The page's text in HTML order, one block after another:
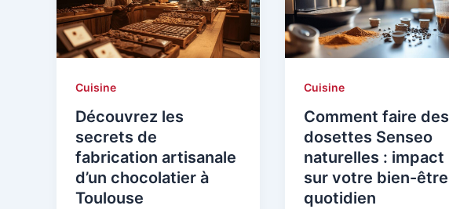
Cuisine
Découvrez les
secrets de
fabrication artisanale
d’un chocolatier à
Toulouse
Cuisine
Comment faire des
dosettes Senseo
naturelles : impact
sur votre bien-être
quotidien